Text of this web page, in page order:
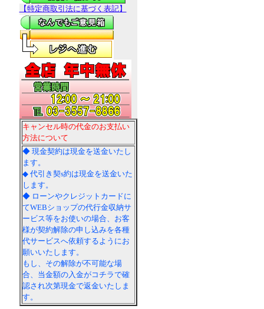
【特定商取引法に基づく表記】
キャンセル時の代金のお支払い
方法について
◆ 現金契約は現金を送金いたし
ます。
◆ 代引き契s約は現金を送金いた
します。
◆ ローンやクレジットカードに
てWEBショップの代行金収納サ
ービス等をお使いの場合、お客
様が契約解除の申し込みを各種
代サービスへ依頼するようにお
願いいたします。
もし、その解除が不可能な場
合、当金額の入金がコチラで確
認され次第現金で返金いたしま
す。